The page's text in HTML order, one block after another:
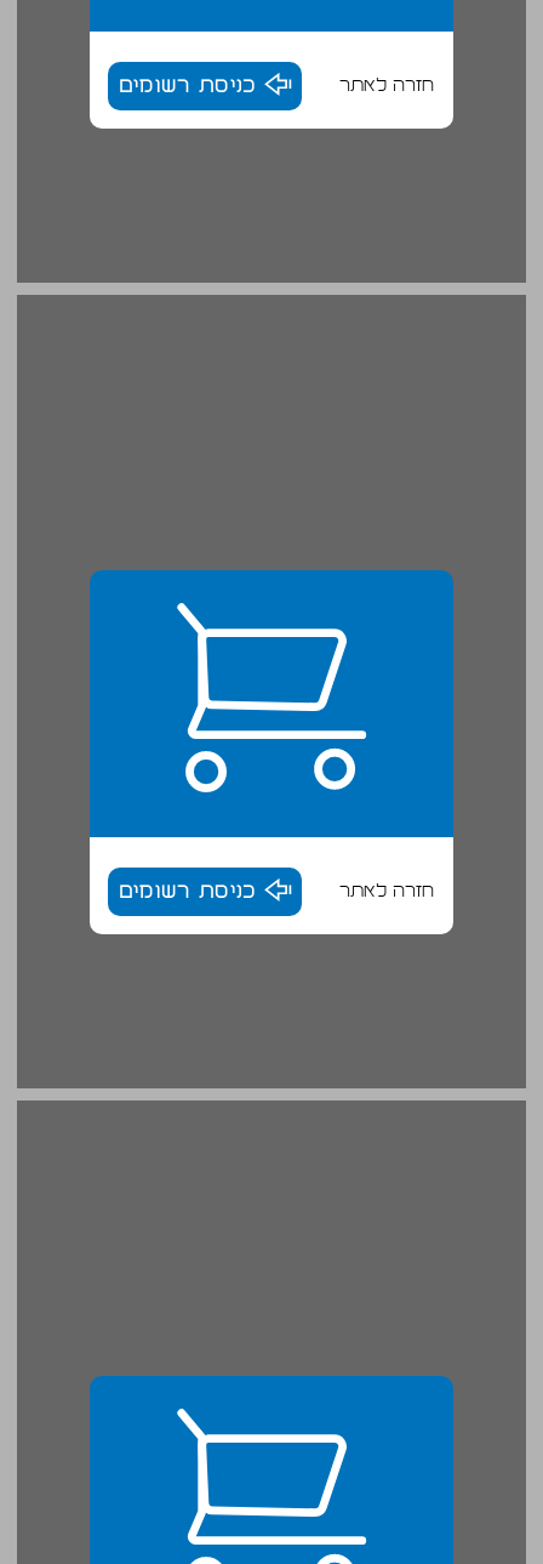
חזרה לאתר כניסת רשומים
חזרה לאתר כניסת רשומים